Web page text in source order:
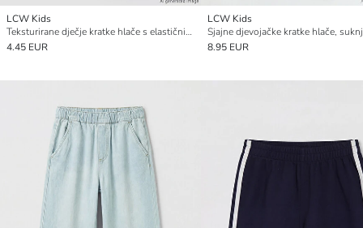
LCW Kids
Teksturirane dječje kratke hlače s elastičnim strukom
4.45 EUR
LCW Kids
8.95 EUR